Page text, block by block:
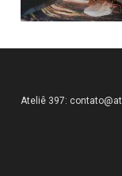
Ateliê 397: